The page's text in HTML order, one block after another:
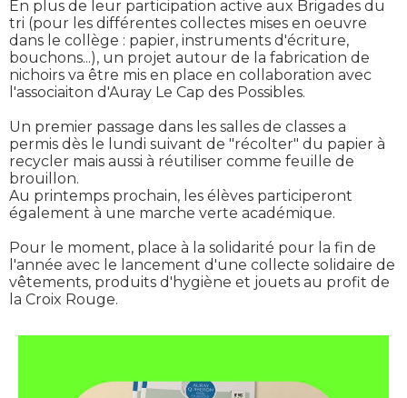
En plus de leur participation active aux Brigades du
tri (pour les différentes collectes mises en oeuvre
dans le collège : papier, instruments d'écriture,
bouchons...), un projet autour de la fabrication de
nichoirs va être mis en place en collaboration avec
l'associaiton d'Auray Le Cap des Possibles.
Un premier passage dans les salles de classes a
permis dès le lundi suivant de "récolter" du papier à
recycler mais aussi à réutiliser comme feuille de
brouillon.
Au printemps prochain, les élèves participeront
également à une marche verte académique.
Pour le moment, place à la solidarité pour la fin de
l'année avec le lancement d'une collecte solidaire de
vêtements, produits d'hygiène et jouets au profit de
la Croix Rouge.